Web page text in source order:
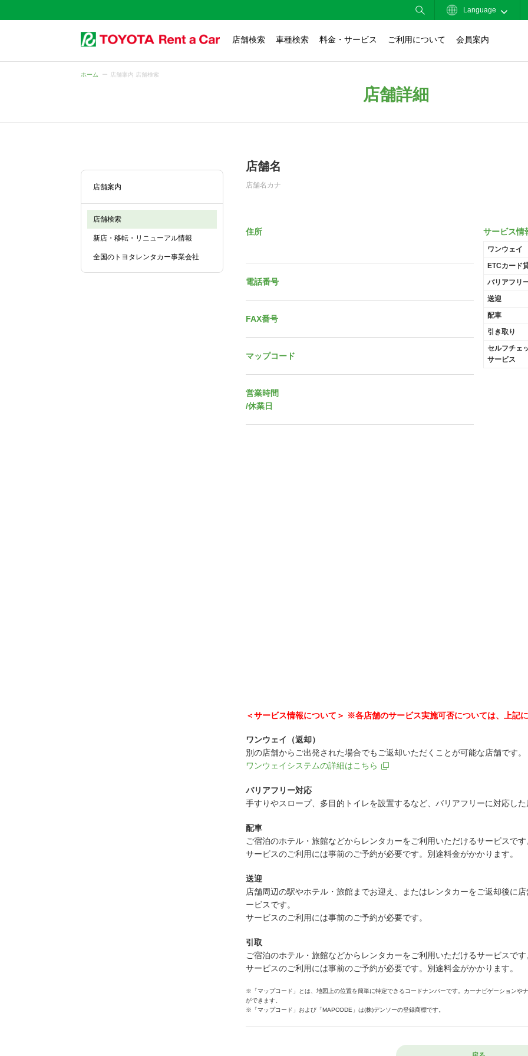
Language
店舗検索 車種検索 料金・サービス ご利用について 会員案内
ホーム 店舗案内 店舗検索
店舗詳細
店舗案内
店舗検索
新店・移転・リニューアル情報
全国のトヨタレンタカー事業会社
店舗名
店舗名カナ
住所
電話番号
FAX番号
マップコード
営業時間
/休業日
サービス情
ワンウェイ
ETCカード
バリアフリ
送迎
配車
引き取り
セルフチェ
サービス
＜サービス情報について＞ ※各店舗のサービス実施可否については、上記
ワンウェイ（返却）
別の店舗からご出発された場合でもご返却いただくことが可能な店舗です。
ワンウェイシステムの詳細はこちら
バリアフリー対応
手すりやスロープ、多目的トイレを設置するなど、バリアフリーに対応した
配車
ご宿泊のホテル・旅館などからレンタカーをご利用いただけるサービスです
サービスのご利用には事前のご予約が必要です。別途料金がかかります。
送迎
店舗周辺の駅やホテル・旅館までお迎え、またはレンタカーをご返却後に
ービスです。
サービスのご利用には事前のご予約が必要です。
引取
ご宿泊のホテル・旅館などからレンタカーをご利用いただけるサービスです
サービスのご利用には事前のご予約が必要です。別途料金がかかります。
※「マップコード」とは、地図上の位置を簡単に特定できるコードナンバーです。カーナビゲーションや
ができます。
※「マップコード」および「MAPCODE」は(株)デンソーの登録商標です。